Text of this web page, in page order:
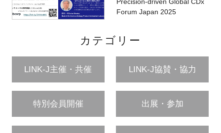
Forum Japan 2025
カテゴリー
LINK-J主催・共催 LINK-J協賛・協力
特別会員開催 出展・参加